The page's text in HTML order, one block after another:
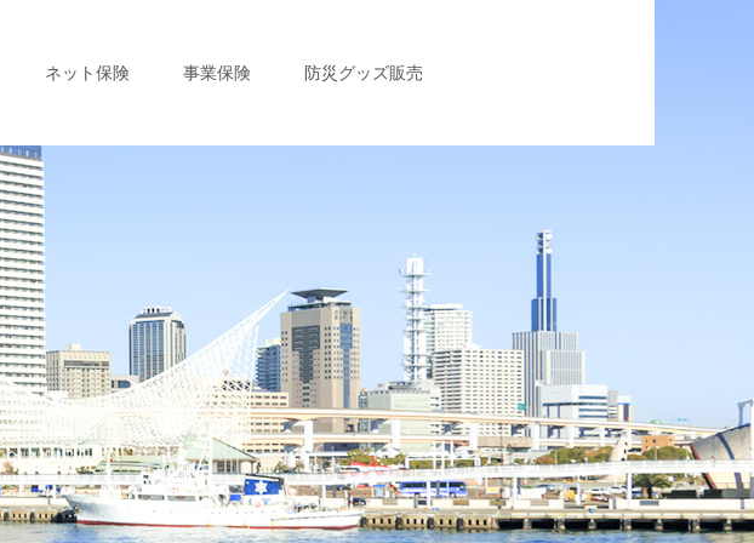
ネット保険 事業保険 防災グッズ販売